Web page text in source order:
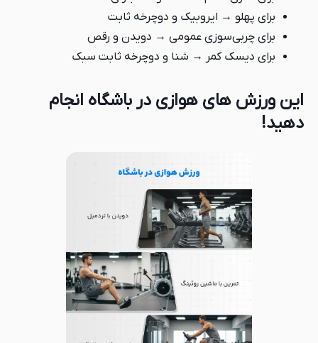
برای پهلو → ایروبیک و دوچرخه ثابت
برای چربی‌سوزی عمومی → دویدن و رقص
برای دیسک کمر → شنا و دوچرخه ثابت سبک
این ورزش های هوازی در باشگاه انجام
دهید!